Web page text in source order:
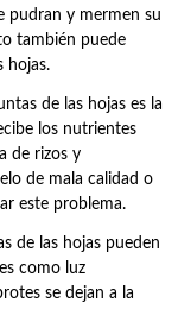
pudran y mermen su
también puede
hojas.
de las hojas es la
los nutrientes
de rizos y
de mala calidad o
este problema.
de las hojas pueden
como luz
se dejan a la